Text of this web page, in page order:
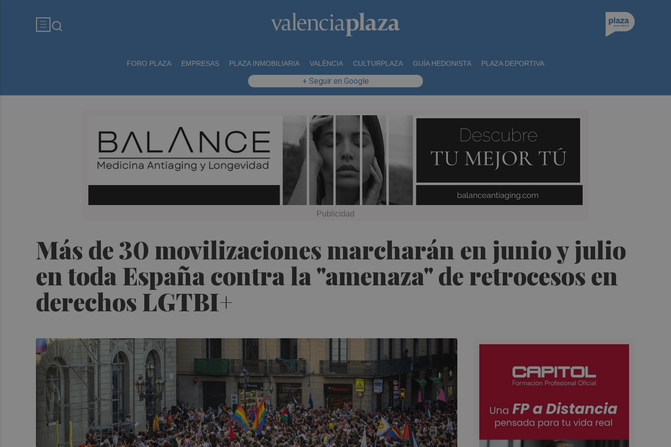
FORO PLAZA EMPRESAS PLAZA INMOBILIARIA VALÈNCIA CULTURPLAZA GUÍA HEDONISTA PLAZA DEPORTIVA
+ Seguir en Google
Más de 30 movilizaciones marcharán en junio y julio
en toda España contra la "amenaza" de retrocesos en
derechos LGTBI+